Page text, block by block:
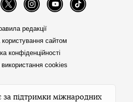
Twitter InstagramYouTube TikTok
редакції
користування сайтом
конфіденційності
використання cookies
за підтримки міжнародних